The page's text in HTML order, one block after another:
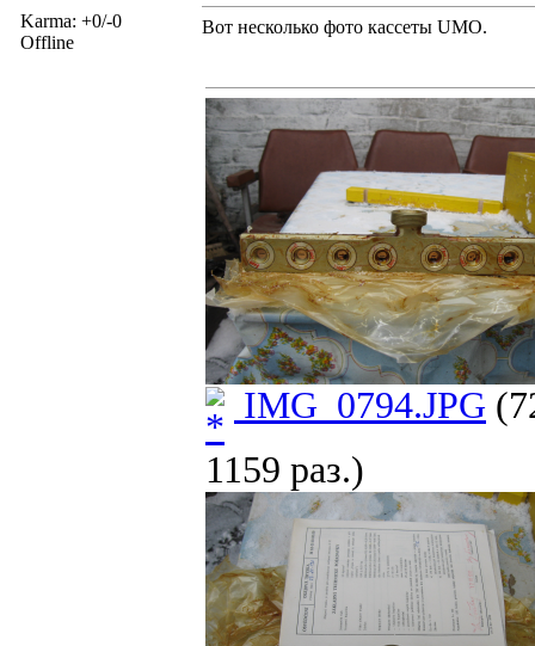
Karma: +0/-0
Offline
Вот несколько фото кассеты UMO.
IMG_0794.JPG
1159 раз.)